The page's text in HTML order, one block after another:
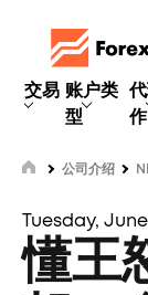
交易 账户类
型
作
公司介绍
Tuesday, June
懂王